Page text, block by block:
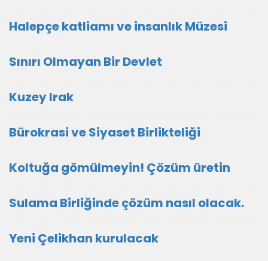
Halepçe katliamı ve insanlık Müzesi
Sınırı Olmayan Bir Devlet
Kuzey Irak
Bürokrasi ve Siyaset Birlikteliği
Koltuğa gömülmeyin! Çözüm üretin
Sulama Birliğinde çözüm nasıl olacak.
Yeni Çelikhan kurulacak